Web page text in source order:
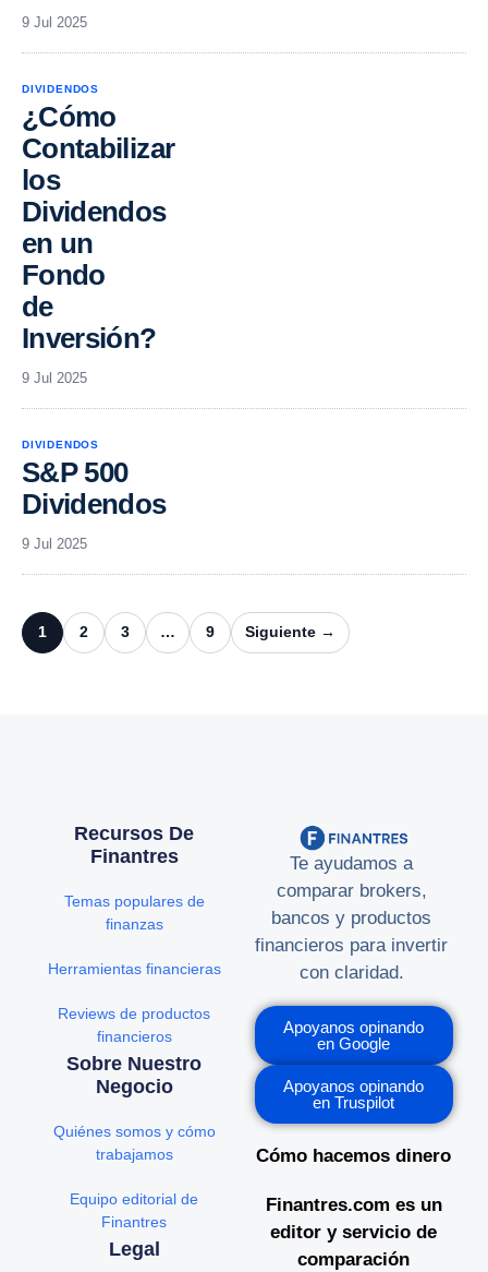
9 Jul 2025
DIVIDENDOS
¿Cómo
Contabilizar
los
Dividendos
en un
Fondo
de
Inversión?
9 Jul 2025
DIVIDENDOS
S&P 500
Dividendos
9 Jul 2025
1 2 3 … 9 Siguiente →
Te ayudamos a
comparar brokers,
bancos y productos
financieros para invertir
con claridad.
Apoyanos opinando
en Google
Apoyanos opinando
en Truspilot
Cómo hacemos dinero
Finantres.com es un
editor y servicio de
comparación
Recursos De
Finantres
Temas populares de
finanzas
Herramientas financieras
Reviews de productos
financieros
Sobre Nuestro
Negocio
Quiénes somos y cómo
trabajamos
Equipo editorial de
Finantres
Legal